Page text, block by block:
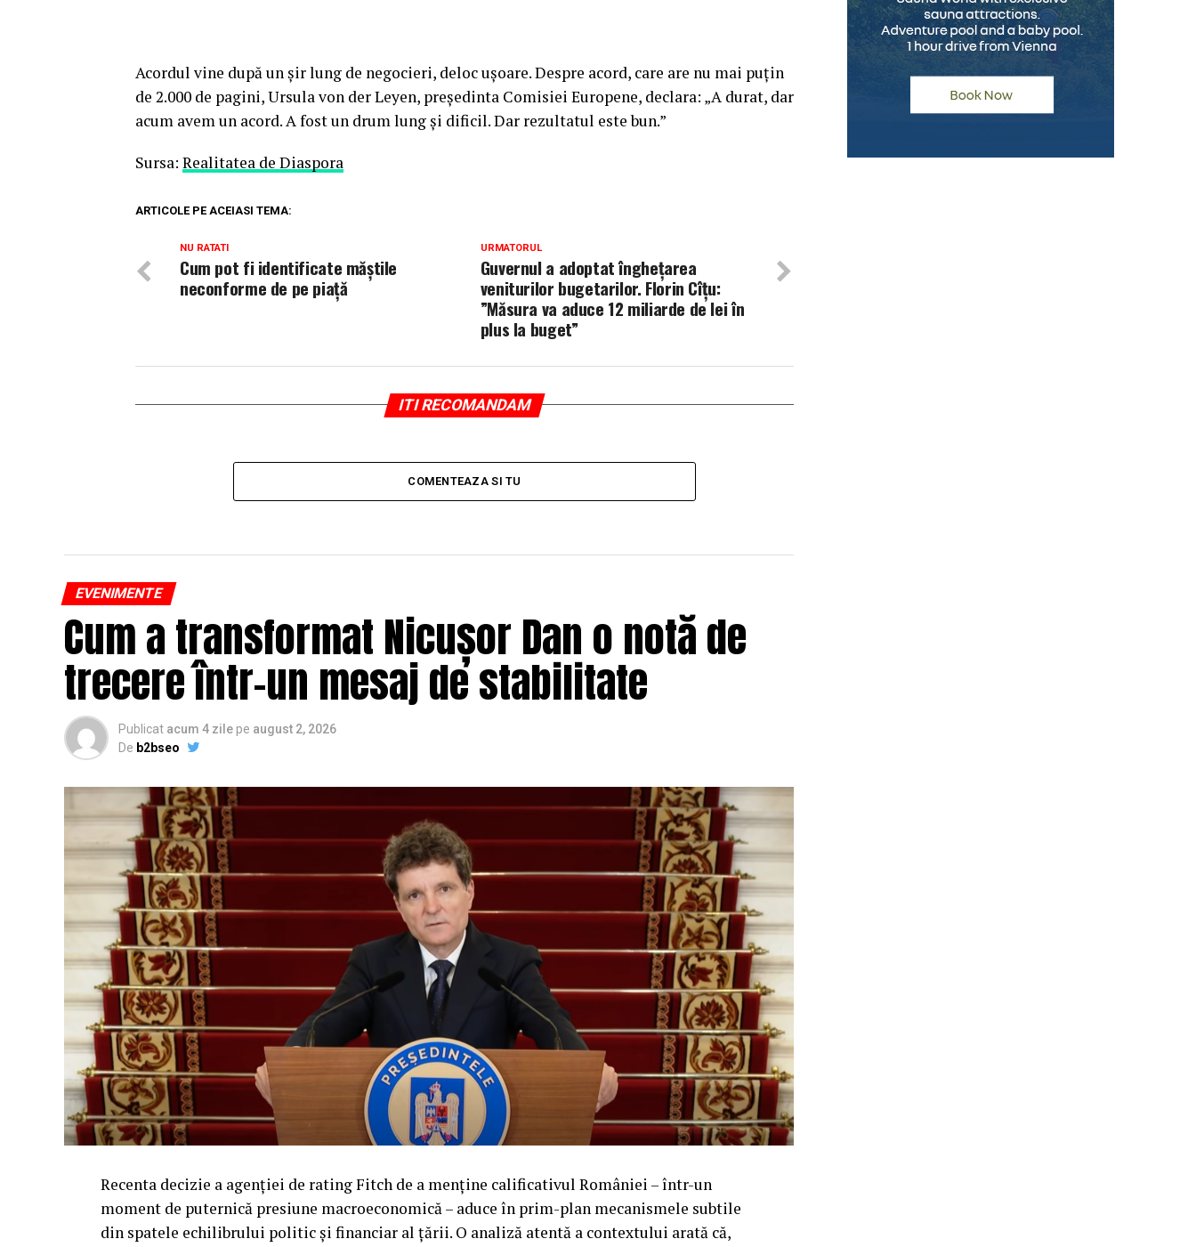
Acordul vine după un șir lung de negocieri, deloc ușoare. Despre acord, care are nu mai puțin
de 2.000 de pagini, Ursula von der Leyen, președinta Comisiei Europene, declara: „A durat, dar
acum avem un acord. A fost un drum lung și dificil. Dar rezultatul este bun.”
Sursa: Realitatea de Diaspora
ARTICOLE PE ACEIASI TEMA:
URMATORUL
Guvernul a adoptat înghețarea
veniturilor bugetarilor. Florin Cîțu:
”Măsura va aduce 12 miliarde de lei în
plus la buget”
NU RATATI
Cum pot fi identificate măştile
neconforme de pe piaţă
ITI RECOMANDAM
COMENTEAZA SI TU
EVENIMENTE
Cum a transformat Nicușor Dan o notă de
trecere într-un mesaj de stabilitate
Publicat acum 4 zile pe august 2, 2026
De b2bseo
Recenta decizie a agenției de rating Fitch de a menține calificativul României – într-un
moment de puternică presiune macroeconomică – aduce în prim-plan mecanismele subtile
din spatele echilibrului politic și financiar al țării. O analiză atentă a contextului arată că,